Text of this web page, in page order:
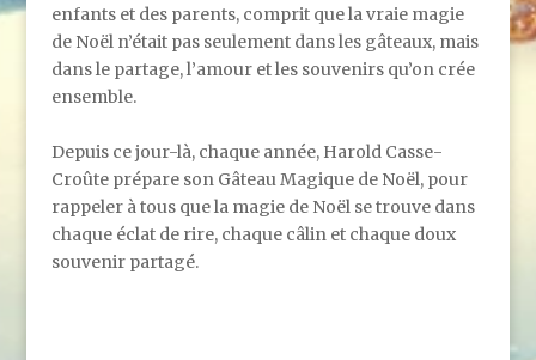
enfants et des parents, comprit que la vraie magie
de Noël n’était pas seulement dans les gâteaux, mais
dans le partage, l’amour et les souvenirs qu’on crée
ensemble.
Depuis ce jour-là, chaque année, Harold Casse-
Croûte prépare son Gâteau Magique de Noël, pour
rappeler à tous que la magie de Noël se trouve dans
chaque éclat de rire, chaque câlin et chaque doux
souvenir partagé.